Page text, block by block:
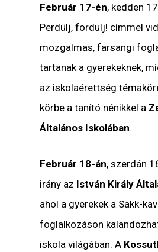
Február 17-én, kedden
Perdülj, fordulj! címmel
mozgalmas, farsangi
tartanak a gyerekeknek,
az iskolaérettség
körbe a tanító nénikkel a
Általános Iskolában.
Február 18-án, szerdán
irány az István Király
ahol a gyerekek a Sakk-
foglalkozáson
iskola világában. A